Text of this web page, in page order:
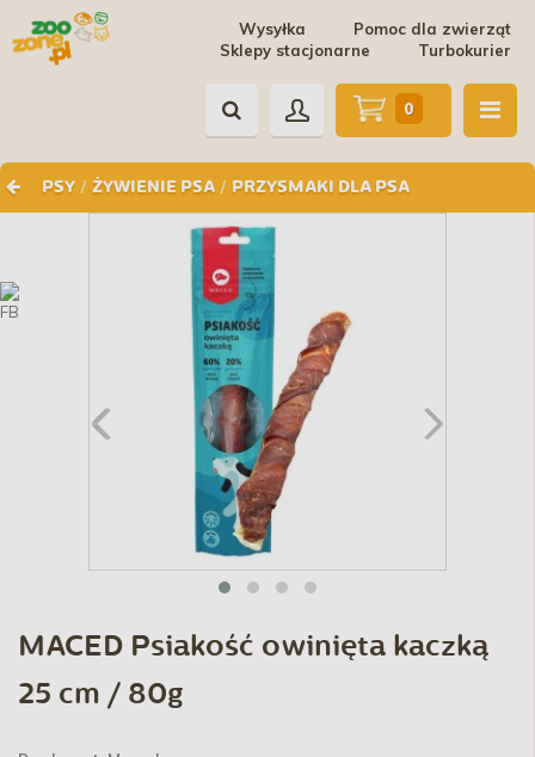
Pomoc dla zwierząt
Wysyłka
Turbokurier
Sklepy stacjonarne
PSY / ŻYWIENIE PSA / PRZYSMAKI DLA PSA
0
MACED Psiakość owinięta kaczką
25 cm / 80g